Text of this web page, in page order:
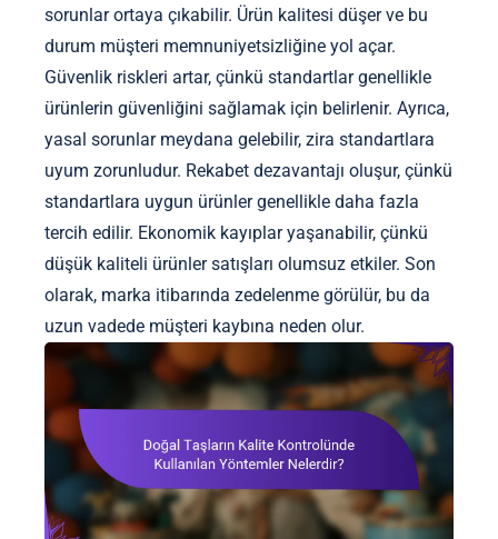
sorunlar ortaya çıkabilir. Ürün kalitesi düşer ve bu
durum müşteri memnuniyetsizliğine yol açar.
Güvenlik riskleri artar, çünkü standartlar genellikle
ürünlerin güvenliğini sağlamak için belirlenir. Ayrıca,
yasal sorunlar meydana gelebilir, zira standartlara
uyum zorunludur. Rekabet dezavantajı oluşur, çünkü
standartlara uygun ürünler genellikle daha fazla
tercih edilir. Ekonomik kayıplar yaşanabilir, çünkü
düşük kaliteli ürünler satışları olumsuz etkiler. Son
olarak, marka itibarında zedelenme görülür, bu da
uzun vadede müşteri kaybına neden olur.